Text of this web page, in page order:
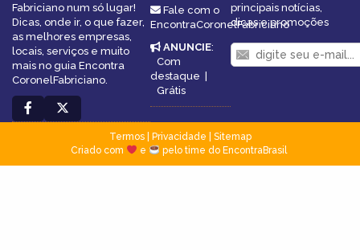
Fabriciano num só lugar!
Dicas, onde ir, o que fazer,
as melhores empresas,
locais, serviços e muito
mais no guia Encontra
CoronelFabriciano.
Fale com o
EncontraCoronelFabriciano
ANUNCIE:
Com
destaque |
Grátis
principais notícias,
dicas e promoções
Termos| Privacidade
Sitemap
Criado com
e pelo time do EncontraBrasil